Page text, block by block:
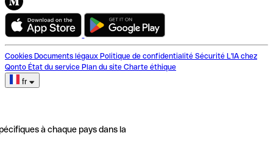
Cookies Documents légaux Politique de confidentialité Sécurité L'IA chez
Qonto État du service Plan du site Charte éthique
fr
à chaque pays dans la